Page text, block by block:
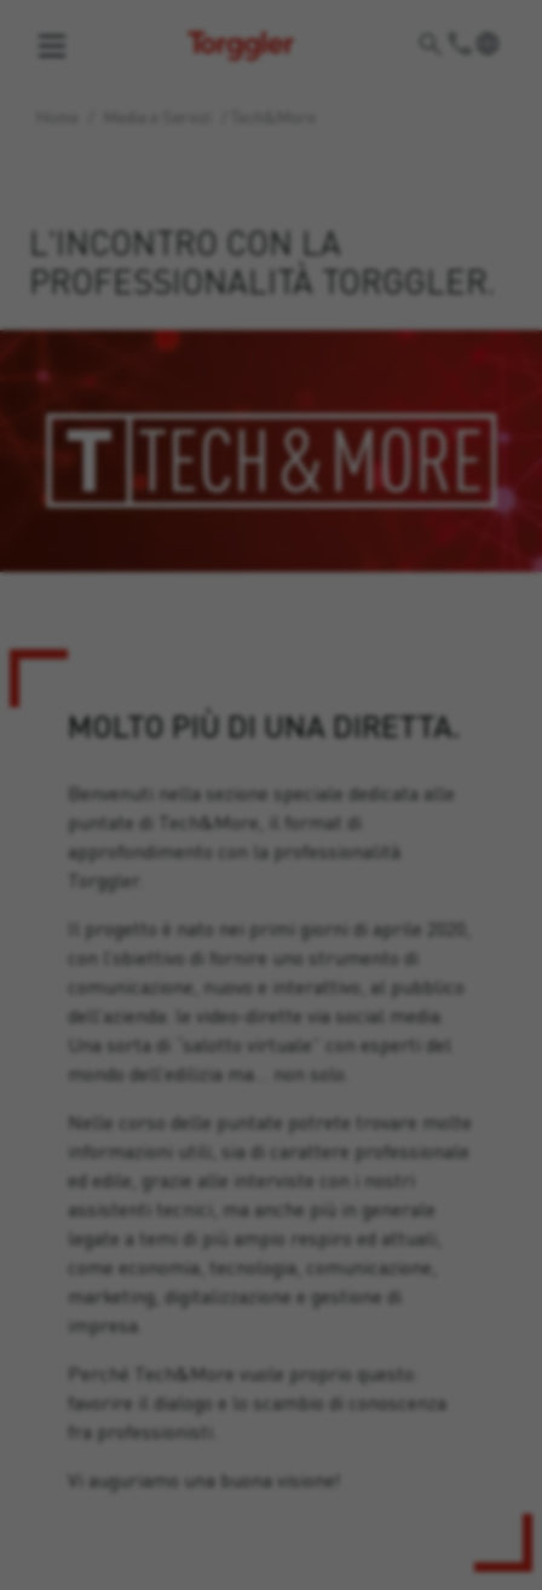
Torggler
L'INCONTRO CON LA
PROFESSIONALITÀ TORGGLER.
MOLTO PIÙ DI UNA DIRETTA.
Benvenuti nella sezione speciale dedicata alle
puntate di Tech&More, il format di
approfondimento con la professionalità
Torggler.
Il progetto è nato nei primi giorni di aprile 2020,
con l’obiettivo di fornire uno strumento di
comunicazione, nuovo e interattivo, al pubblico
dell’azienda: le video-dirette via social media.
Una sorta di “salotto virtuale” con esperti del
mondo dell’edilizia ma… non solo.
Nelle corso delle puntate potrete trovare molte
informazioni utili, sia di carattere professionale
ed edile, grazie alle interviste con i nostri
assistenti tecnici, ma anche più in generale
legate a temi di più ampio respiro ed attuali,
come economia, tecnologia, comunicazione,
marketing, digitalizzazione e gestione di
impresa.
Perché Tech&More vuole proprio questo:
favorire il dialogo e lo scambio di conoscenza
fra professionisti.
Vi auguriamo una buona visione!